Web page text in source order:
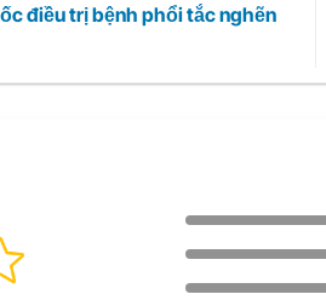
điều trị bệnh phổi tắc nghẽn